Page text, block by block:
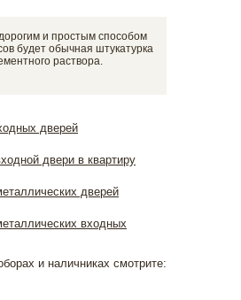
и простым способом
будет обычная штукатурка
раствора.
и наличниках смотрите: